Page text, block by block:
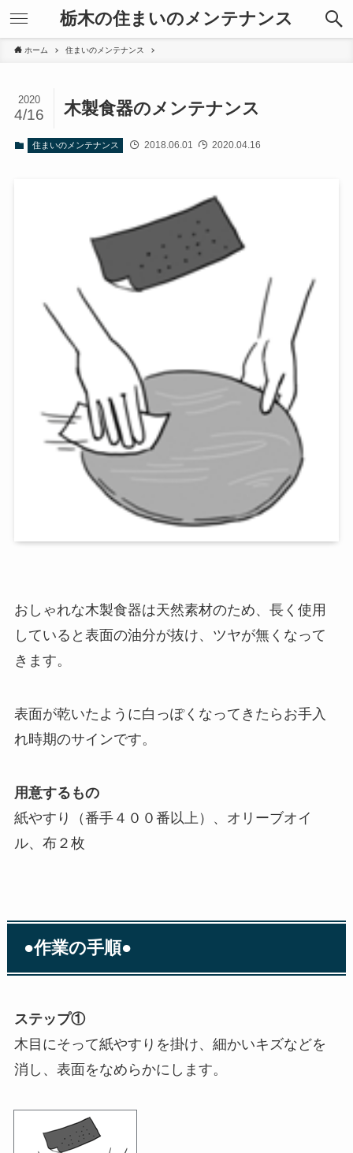
栃木の住まいのメンテナンス
ホーム 住まいのメンテナンス
木製食器のメンテナンス
2020
4/16
住まいのメンテナンス 2018.06.01 2020.04.16
おしゃれな木製食器は天然素材のため、長く使用
していると表面の油分が抜け、ツヤが無くなって
きます。
表面が乾いたように白っぽくなってきたらお手入
れ時期のサインです。
用意するもの
紙やすり（番手４００番以上）、オリーブオイ
ル、布２枚
●作業の手順●
ステップ①
木目にそって紙やすりを掛け、細かいキズなどを
消し、表面をなめらかにします。